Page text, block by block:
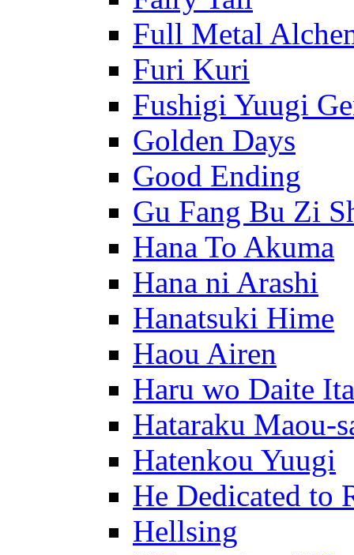
Full Metal
Furi Kuri
Fushigi Yuugi
Golden Days
Good Ending
Gu Fang Bu Zi
Hana To Akuma
Hana ni Arashi
Hanatsuki Hime
Haou Airen
Haru wo Daite Ita
Hataraku Maou-
Hatenkou Yuugi
He Dedicated to
Hellsing